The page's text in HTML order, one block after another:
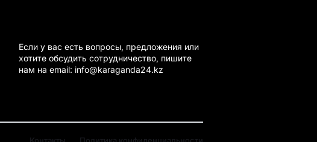
Если у вас есть вопросы, предложения или
хотите обсудить сотрудничество, пишите
нам на email: info@karaganda24.kz